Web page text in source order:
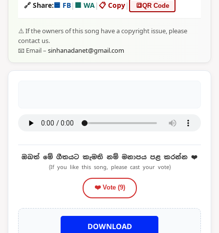
🔗 Share:🟦 FB| 🟩 WA|📋 Copy| 🔳QR Code
⚠️ If the owners of this song have a copyright issue, please
contact us.
📧 Email – sinhanadanet@gmail.com
ඔබත් මේ ගීතයට කැමති නම් මනාපය පළ කරන්න ❤️
(If you like this song, please cast your vote)
❤️ Vote (9)
DOWNLOAD